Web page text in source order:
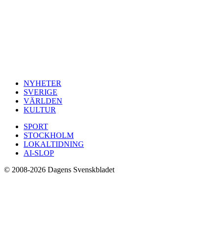
NYHETER
SVERIGE
VÄRLDEN
KULTUR
SPORT
STOCKHOLM
LOKALTIDNING
AI-SLOP
© 2008-2026 Dagens Svenskbladet